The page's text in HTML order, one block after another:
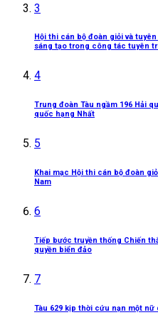
3
Hội thi cán bộ đoàn giỏi và
sáng tạo trong công tác tuyên
4
Trung đoàn Tàu ngầm 196 Hải
quốc hạng Nhất
5
Khai mạc Hội thi cán bộ đoàn
Nam
6
Tiếp bước truyền thống Chiến
quyền biển đảo
7
Tàu 629 kịp thời cứu nạn một